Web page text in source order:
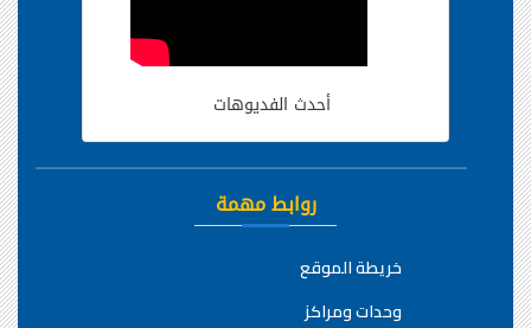
أحدث الفديوهات
روابط مهمة
خريطة الموقع
وحدات ومراكز